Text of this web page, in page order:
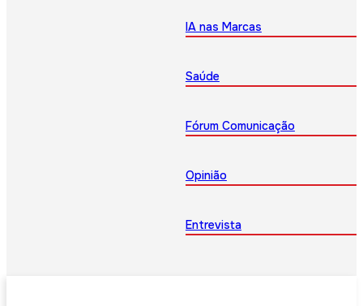
IA nas Marcas
Saúde
Fórum Comunicação
Opinião
Entrevista